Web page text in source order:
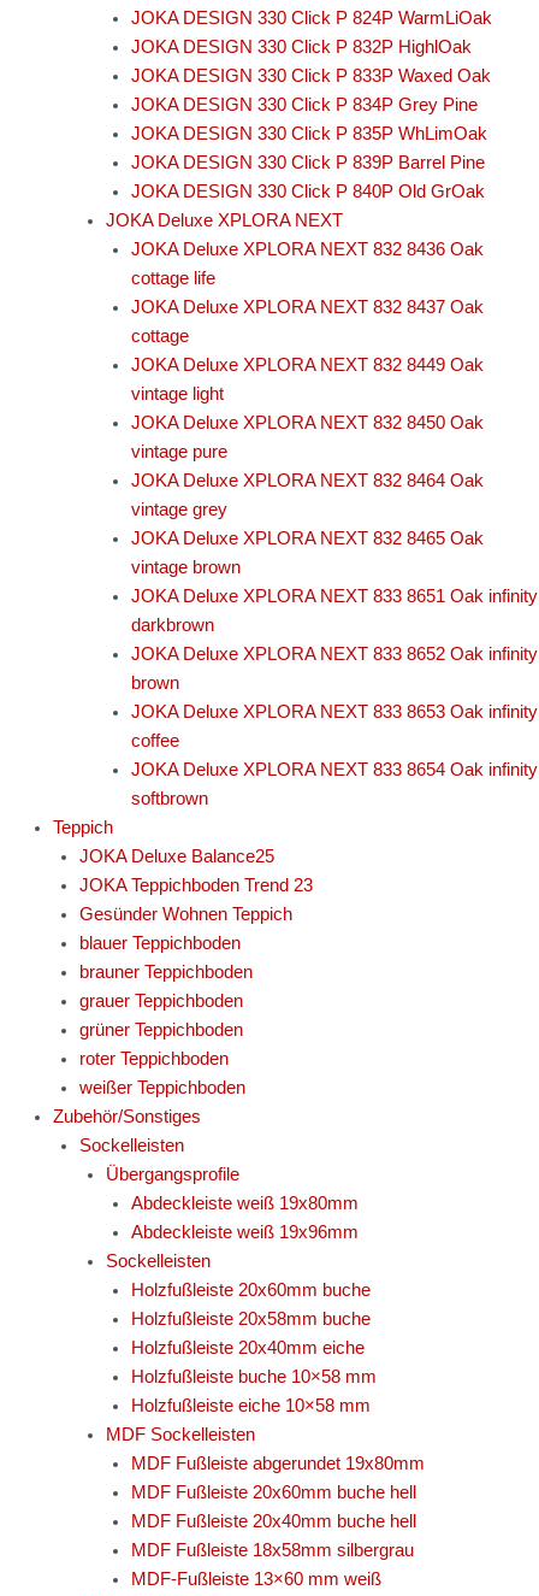
JOKA DESIGN 330 Click P 824P WarmLiOak
JOKA DESIGN 330 Click P 832P HighlOak
JOKA DESIGN 330 Click P 833P Waxed Oak
JOKA DESIGN 330 Click P 834P Grey Pine
JOKA DESIGN 330 Click P 835P WhLimOak
JOKA DESIGN 330 Click P 839P Barrel Pine
JOKA DESIGN 330 Click P 840P Old GrOak
JOKA Deluxe XPLORA NEXT
JOKA Deluxe XPLORA NEXT 832 8436 Oak
cottage life
JOKA Deluxe XPLORA NEXT 832 8437 Oak
cottage
JOKA Deluxe XPLORA NEXT 832 8449 Oak
vintage light
JOKA Deluxe XPLORA NEXT 832 8450 Oak
vintage pure
JOKA Deluxe XPLORA NEXT 832 8464 Oak
vintage grey
JOKA Deluxe XPLORA NEXT 832 8465 Oak
vintage brown
JOKA Deluxe XPLORA NEXT 833 8651 Oak infinity
darkbrown
JOKA Deluxe XPLORA NEXT 833 8652 Oak infinity
brown
JOKA Deluxe XPLORA NEXT 833 8653 Oak infinity
coffee
JOKA Deluxe XPLORA NEXT 833 8654 Oak infinity
softbrown
Teppich
JOKA Deluxe Balance25
JOKA Teppichboden Trend 23
Gesünder Wohnen Teppich
blauer Teppichboden
brauner Teppichboden
grauer Teppichboden
grüner Teppichboden
roter Teppichboden
weißer Teppichboden
Zubehör/Sonstiges
Sockelleisten
Übergangsprofile
Abdeckleiste weiß 19x80mm
Abdeckleiste weiß 19x96mm
Sockelleisten
Holzfußleiste 20x60mm buche
Holzfußleiste 20x58mm buche
Holzfußleiste 20x40mm eiche
Holzfußleiste buche 10×58 mm
Holzfußleiste eiche 10×58 mm
MDF Sockelleisten
MDF Fußleiste abgerundet 19x80mm
MDF Fußleiste 20x60mm buche hell
MDF Fußleiste 20x40mm buche hell
MDF Fußleiste 18x58mm silbergrau
MDF-Fußleiste 13×60 mm weiß